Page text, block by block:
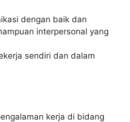
dengan baik dan
interpersonal yang
sendiri dan dalam
kerja di bidang